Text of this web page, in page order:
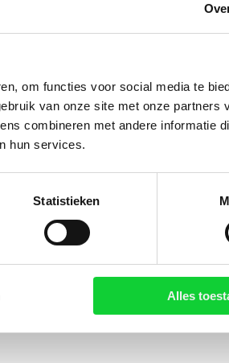
om functies voor social media te
van onze site met onze partners
combineren met andere informatie
hun services.
Statistieken
Alles